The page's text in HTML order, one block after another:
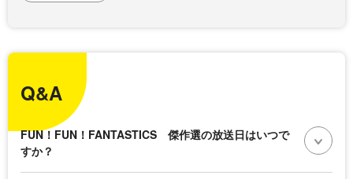
Q&A
FUN！FUN！FANTASTICS 傑作選の放送日はいつで
すか？